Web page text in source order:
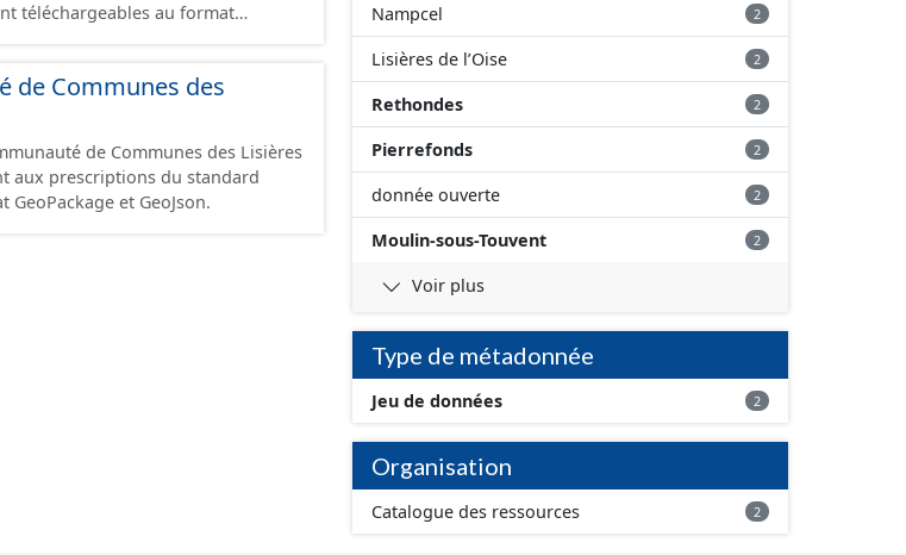
téléchargeables au format
filtré au-delà des prescriptions
de Communes des
de Communes des Lisières
aux prescriptions du standard
et GeoJson.
Nampcel 2
Lisières de l’Oise 2
Rethondes 2
Pierrefonds 2
donnée ouverte 2
Moulin-sous-Touvent 2
Voir plus
Type de métadonnée
Jeu de données 2
Organisation
Catalogue des ressources 2